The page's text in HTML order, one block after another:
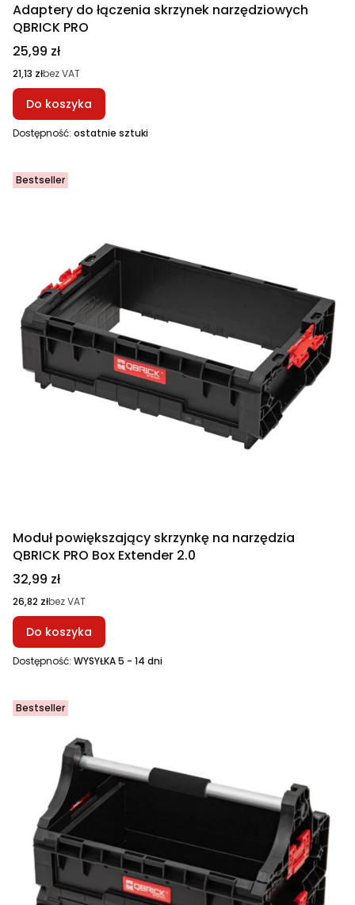
Adaptery do łączenia skrzynek narzędziowych
QBRICK PRO
Cena
25,99 zł
Cena
21,13 złbez VAT
Do koszyka
Dostępność: ostatnie sztuki
Bestseller
Moduł powiększający skrzynkę na narzędzia
QBRICK PRO Box Extender 2.0
Cena
32,99 zł
Cena
26,82 złbez VAT
Do koszyka
Dostępność: WYSYŁKA 5 - 14 dni
Bestseller